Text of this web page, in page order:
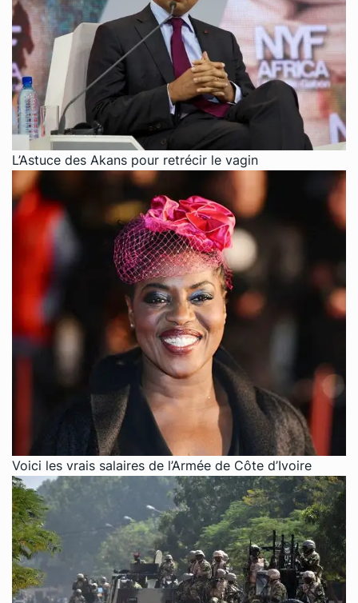
L’Astuce des Akans pour retrécir le vagin
Voici les vrais salaires de l’Armée de Côte d’Ivoire